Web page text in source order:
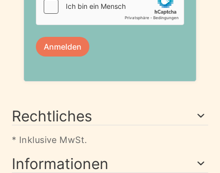
Rechtliches
* Inklusive MwSt.
Informationen